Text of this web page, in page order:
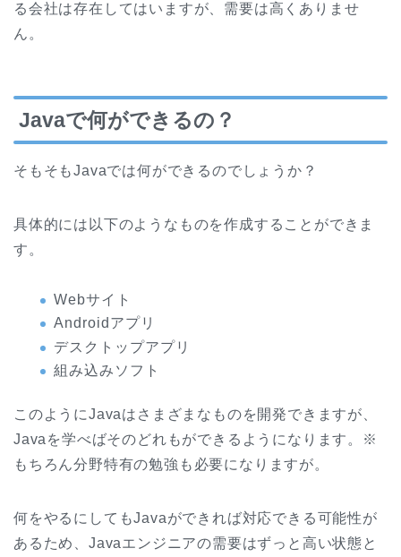
る会社は存在してはいますが、需要は高くありませ
ん。
Javaで何ができるの？
そもそもJavaでは何ができるのでしょうか？
具体的には以下のようなものを作成することができま
す。
Webサイト
Androidアプリ
デスクトップアプリ
組み込みソフト
このようにJavaはさまざまなものを開発できますが、
Javaを学べばそのどれもができるようになります。※
もちろん分野特有の勉強も必要になりますが。
何をやるにしてもJavaができれば対応できる可能性が
あるため、Javaエンジニアの需要はずっと高い状態と